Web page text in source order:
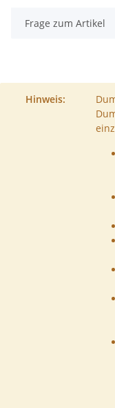
Frage zum Artikel
Hinweis: